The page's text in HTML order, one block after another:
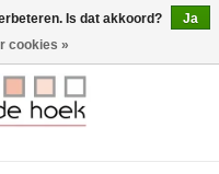
0 Artikelen - €0,00
Is dat akkoord?
Ja
cookies »